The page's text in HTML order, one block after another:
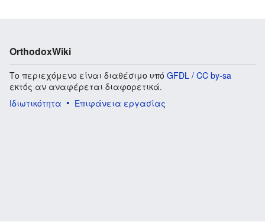
OrthodoxWiki
Το περιεχόμενο είναι διαθέσιμο υπό GFDL / CC by-sa
εκτός αν αναφέρεται διαφορετικά.
Ιδιωτικότητα
Επιφάνεια εργασίας